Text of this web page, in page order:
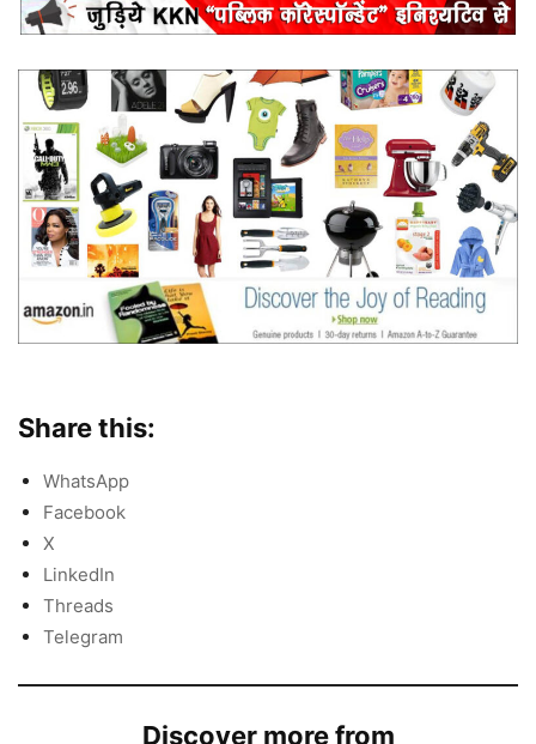
Share this:
WhatsApp
Facebook
X
LinkedIn
Threads
Telegram
Discover more from